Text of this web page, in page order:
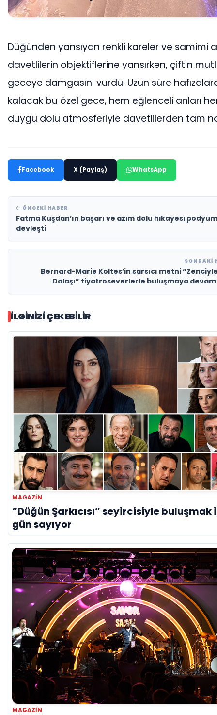
Düğünden yansıyan renkli kareler ve samimi
davetlilerin objektiflerine yansırken, çiftin
geceye damgasını vurdu. Uzun süre
kalacak bu özel gece, hem eğlenceli anları
duygu dolu atmosferiyle davetlilerden tam
Facebook X (Paylaş) WhatsApp
ÖNCEKI HABER
Fatma Kuşdan’ın başarı ve azim dolu hikayesi
devleşti
SONRAKI
Bernard-Marie Koltes’in sarsıcı metni
Dalaşı” tiyatroseverlerle buluşmaya
İLGINIZI ÇEKEBILIR
MAGAZIN
“Düğün Şarkıcısı” seyircisiyle buluşmak
gün sayıyor
MAGAZIN